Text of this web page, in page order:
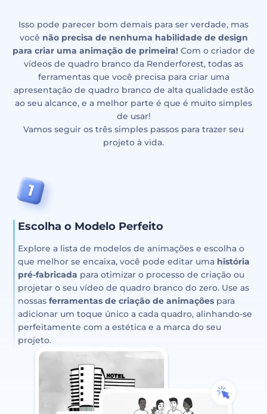
Isso pode parecer bom demais para ser verdade, mas
você não precisa de nenhuma habilidade de design
para criar uma animação de primeira!Com o criador de
vídeos de quadro branco da Renderforest, todas as
ferramentas que você precisa para criar uma
apresentação de quadro branco de alta qualidade estão
ao seu alcance, e a melhor parte é que é muito simples
de usar!
Vamos seguir os três simples passos para trazer seu
projeto à vida.
Escolha o Modelo Perfeito
Explore a lista de modelos de animações e escolha o
que melhor se encaixa, você pode editar uma história
pré-fabricada para otimizar o processo de criação ou
projetar o seu vídeo de quadro branco do zero. Use as
nossasferramentas de criação de animações para
adicionar um toque único a cada quadro, alinhando-se
perfeitamente com a estética e a marca do seu
projeto.